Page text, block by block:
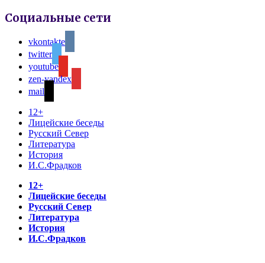
Социальные сети
vkontakte
twitter
youtube
zen-yandex
mail
12+
Лицейские беседы
Русский Север
Литература
История
И.С.Фрадков
12+
Лицейские беседы
Русский Север
Литература
История
И.С.Фрадков